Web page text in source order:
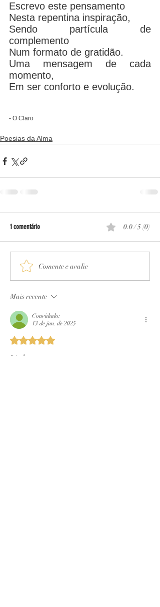
Escrevo este pensamento
Nesta repentina inspiração,
Sendo partícula de
complemento
Num formato de gratidão.
Uma mensagem de cada
momento,
Em ser conforto e evolução.
- O Claro
Poesias da Alma
1 comentário 0.0 / 5 (0)
Comente e avalie
Mais recente
Convidado:
13 de jan. de 2025
Avaliado com 5 de 5 estrelas.
Lindo.....